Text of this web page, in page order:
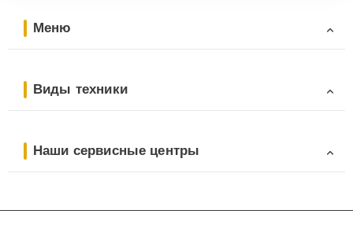
Меню
Виды техники
Наши сервисные центры